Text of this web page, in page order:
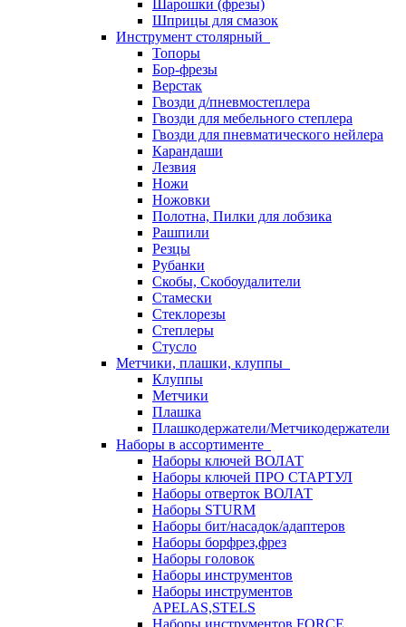
Шарошки (фрезы)
Шприцы для смазок
Инструмент столярный
Топоры
Бор-фрезы
Верстак
Гвозди д/пневмостеплера
Гвозди для мебельного степлера
Гвозди для пневматического нейлера
Карандаши
Лезвия
Ножи
Ножовки
Полотна, Пилки для лобзика
Рашпили
Резцы
Рубанки
Скобы, Скобоудалители
Стамески
Стеклорезы
Степлеры
Стусло
Метчики, плашки, клуппы
Клуппы
Метчики
Плашка
Плашкодержатели/Метчикодержатели
Наборы в ассортименте
Наборы ключей ВОЛАТ
Наборы ключей ПРО СТАРТУЛ
Наборы отверток ВОЛАТ
Наборы STURM
Наборы бит/насадок/адаптеров
Наборы борфрез,фрез
Наборы головок
Наборы инструментов
Наборы инструментов
APELAS,STELS
Наборы инструментов FORCE